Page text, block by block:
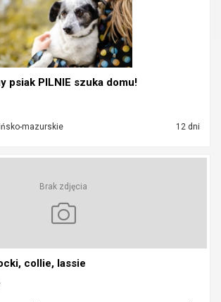
psiak PILNIE szuka domu!
mazurskie 12 dni
Brak zdjęcia
collie, lassie